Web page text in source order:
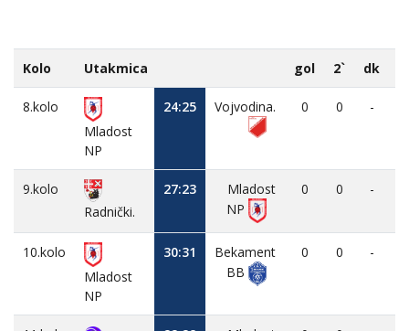
Kolo Utakmica gol 2` dk
8.kolo
Mladost
NP
24:25 Vojvodina. 0 0 -
9.kolo
Radnički.
27:23
Mladost
NP
0 0 -
10.kolo
Mladost
NP
30:31
Bekament
BB
0 0 -